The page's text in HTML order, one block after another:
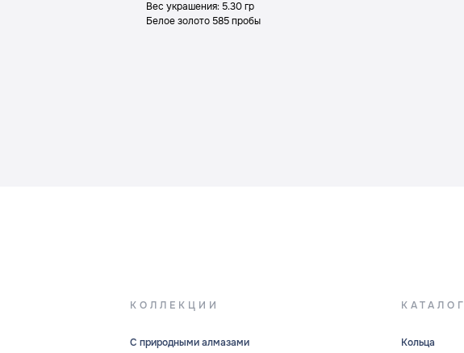
Вес украшения: 5.30 гр
Белое золото 585 пробы
КОЛЛЕКЦИИ
С природными алмазами
КАТАЛОГ
Кольца